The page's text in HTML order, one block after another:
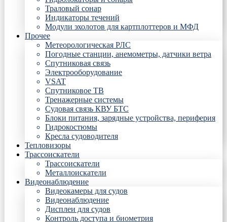
Траловый сонар
Индикаторы течений
Модули эхолотов для картплоттеров и МФД
Прочее
Метеорологическая РЛС
Погодные станции, анемометры, датчики ветра
Спутниковая связь
Электрооборудование
VSAT
Спутниковое ТВ
Тренажерные системы
Судовая связь КВУ БТС
Блоки питания, зарядные устройства, периферия
Гидрокостюмы
Кресла судоводителя
Тепловизоры
Трассоискатели
Трассоискатели
Металлоискатели
Видеонаблюдение
Видеокамеры для судов
Видеонаблюдение
Дисплеи для судов
Контроль доступа и биометрия